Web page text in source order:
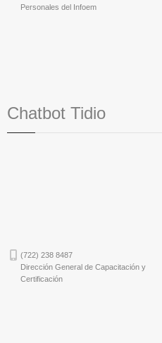
Personales del Infoem
Chatbot Tidio
(722) 238 8487
Dirección General de Capacitación y
Certificación